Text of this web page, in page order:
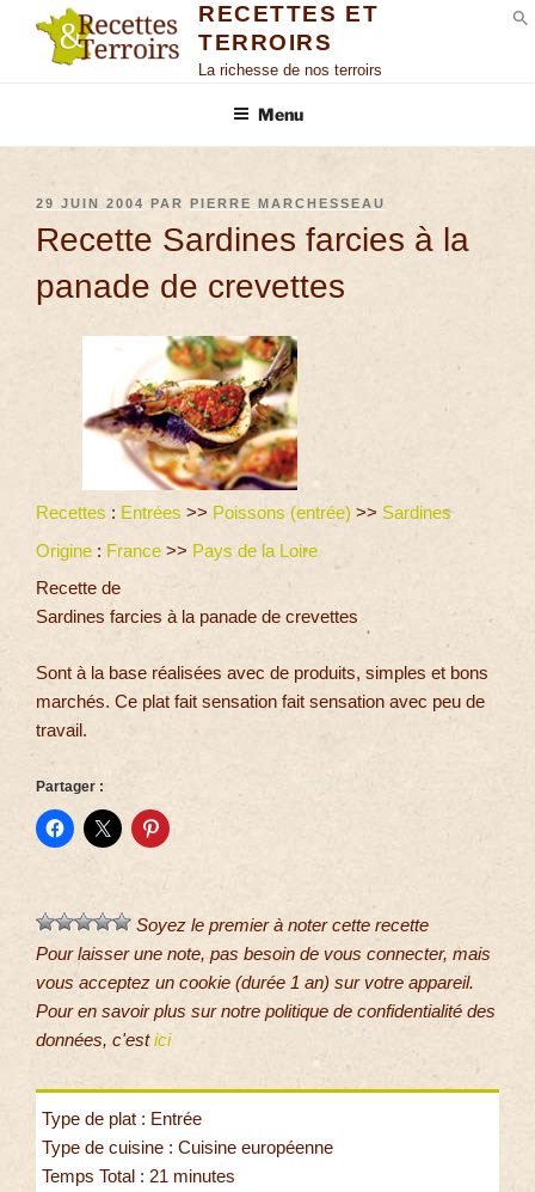
RECETTES ET
TERROIRS
La richesse de nos terroirs
Menu
29 JUIN 2004 PAR PIERRE MARCHESSEAU
Recette Sardines farcies à la
panade de crevettes
Recettes : Entrées >> Poissons (entrée) >> Sardines
Origine : France >> Pays de la Loire
Recette de
Sardines farcies à la panade de crevettes
Sont à la base réalisées avec de produits, simples et bons
marchés. Ce plat fait sensation fait sensation avec peu de
travail.
Partager :
Soyez le premier à noter cette recette
Pour laisser une note, pas besoin de vous connecter, mais
vous acceptez un cookie (durée 1 an) sur votre appareil.
Pour en savoir plus sur notre politique de confidentialité des
données, c'estici
Type de plat : Entrée
Type de cuisine : Cuisine européenne
Temps Total : 21 minutes